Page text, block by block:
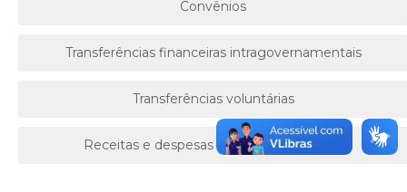
Convênios
Transferências financeiras intragovernamentais
Transferências voluntárias
Receitas e despesas extra-orçamentárias